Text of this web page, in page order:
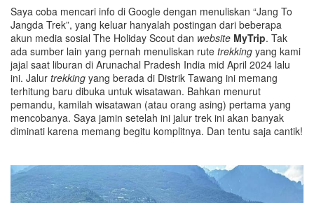
Saya coba mencari info di Google dengan menuliskan “Jang To
Jangda Trek”, yang keluar hanyalah postingan dari beberapa
akun media sosial The Holiday Scout dan website MyTrip. Tak
ada sumber lain yang pernah menuliskan rute trekking yang kami
jajal saat liburan di Arunachal Pradesh India mid April 2024 lalu
ini. Jalur trekking yang berada di Distrik Tawang ini memang
terhitung baru dibuka untuk wisatawan. Bahkan menurut
pemandu, kamilah wisatawan (atau orang asing) pertama yang
mencobanya. Saya jamin setelah ini jalur trek ini akan banyak
diminati karena memang begitu komplitnya. Dan tentu saja cantik!